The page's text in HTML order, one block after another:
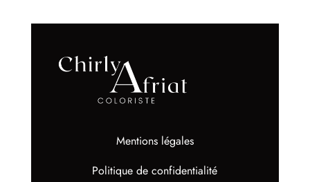
Mentions légales
Politique de confidentialité